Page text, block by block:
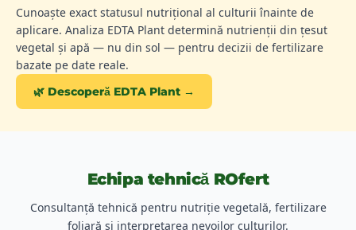
Cunoaște exact statusul nutrițional al culturii înainte de
aplicare. Analiza EDTA Plant determină nutrienții din țesut
vegetal și apă — nu din sol — pentru decizii de fertilizare
bazate pe date reale.
🌿 Descoperă EDTA Plant →
Echipa tehnică ROfert
Consultanță tehnică pentru nutriție vegetală, fertilizare
foliară și interpretarea nevoilor culturilor.